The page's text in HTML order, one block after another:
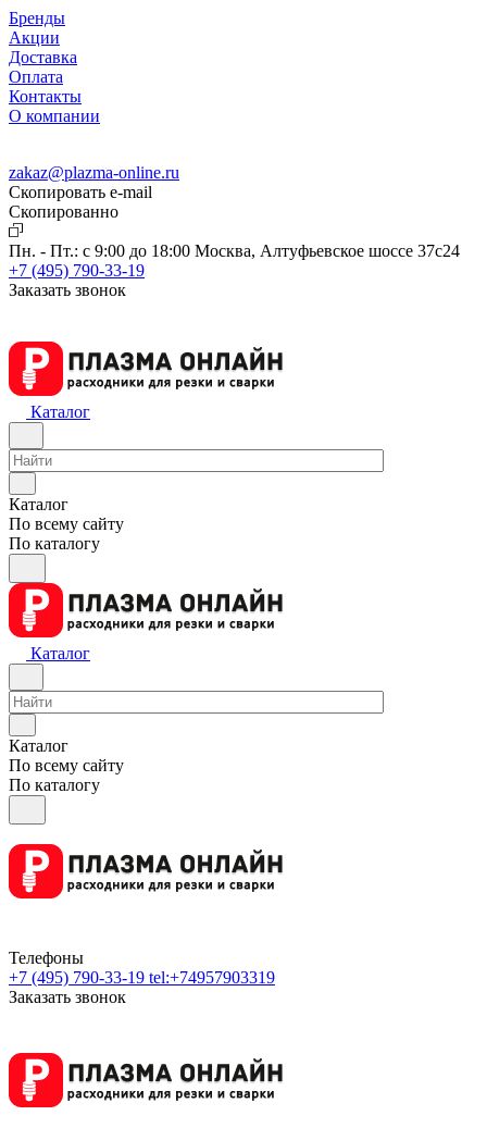
Бренды
Акции
Доставка
Оплата
Контакты
О компании
zakaz@plazma-online.ru
Скопировать e-mail
Cкопированно
Пн. - Пт.: с 9:00 до 18:00 Москва, Алтуфьевское шоссе 37с24
+7 (495) 790-33-19
Заказать звонок
Каталог
Каталог
По всему сайту
По каталогу
Каталог
Каталог
По всему сайту
По каталогу
Телефоны
+7 (495) 790-33-19 tel:+74957903319
Заказать звонок